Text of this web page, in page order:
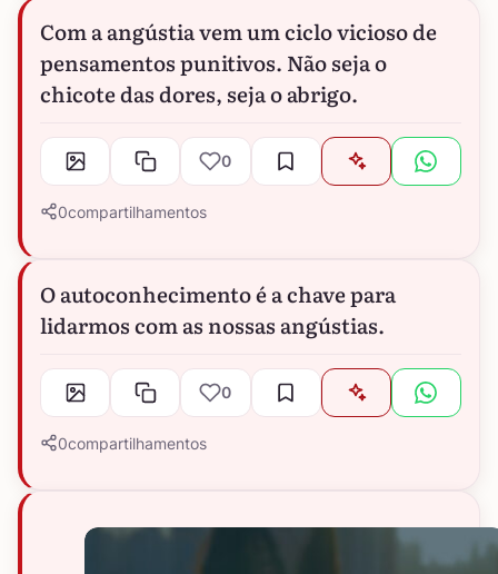
Com a angústia vem um ciclo vicioso de
pensamentos punitivos. Não seja o
chicote das dores, seja o abrigo.
0
0compartilhamentos
O autoconhecimento é a chave para
lidarmos com as nossas angústias.
0
0compartilhamentos